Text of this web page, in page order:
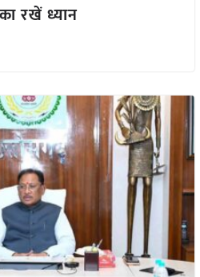
रखें ध्यान